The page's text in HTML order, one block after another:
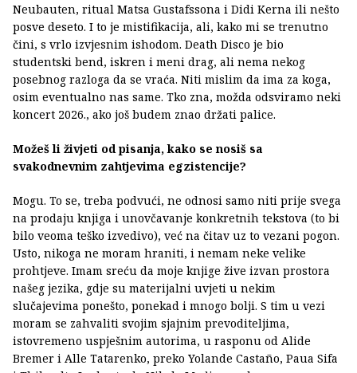
Neubauten, ritual Matsa Gustafssona i Didi Kerna ili nešto
posve deseto. I to je mistifikacija, ali, kako mi se trenutno
čini, s vrlo izvjesnim ishodom. Death Disco je bio
studentski bend, iskren i meni drag, ali nema nekog
posebnog razloga da se vraća. Niti mislim da ima za koga,
osim eventualno nas same. Tko zna, možda odsviramo neki
koncert 2026., ako još budem znao držati palice.
Možeš li živjeti od pisanja, kako se nosiš sa
svakodnevnim zahtjevima egzistencije?
Mogu. To se, treba podvući, ne odnosi samo niti prije svega
na prodaju knjiga i unovčavanje konkretnih tekstova (to bi
bilo veoma teško izvedivo), već na čitav uz to vezani pogon.
Usto, nikoga ne moram hraniti, i nemam neke velike
prohtjeve. Imam sreću da moje knjige žive izvan prostora
našeg jezika, gdje su materijalni uvjeti u nekim
slučajevima ponešto, ponekad i mnogo bolji. S tim u vezi
moram se zahvaliti svojim sjajnim prevoditeljima,
istovremeno uspješnim autorima, u rasponu od Alide
Bremer i Alle Tatarenko, preko Yolande Castaño, Paua Sifa